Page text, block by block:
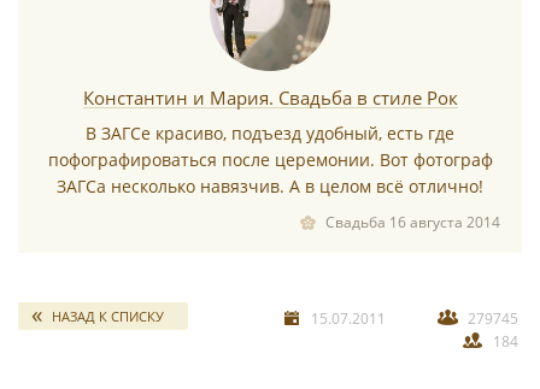
Константин и Мария. Свадьба в стиле Рок
В ЗАГСе красиво, подъезд удобный, есть где
пофографироваться после церемонии. Вот фотограф
ЗАГСа несколько навязчив. А в целом всё отлично!
Свадьба 16 августа 2014
НАЗАД К СПИСКУ 15.07.2011
279745
184